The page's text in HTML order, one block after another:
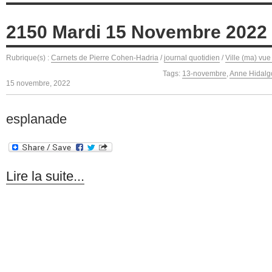
2150 Mardi 15 Novembre 2022
Rubrique(s) : Carnets de Pierre Cohen-Hadria / journal quotidien / Ville (ma)
Tags: 13-novembre,Anne
15 novembre, 2022
esplanade
Lire la suite...